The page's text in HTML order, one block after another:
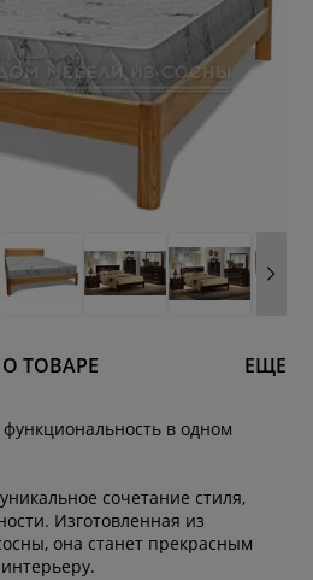
ТОВАРЕ ЕЩЕ
в одном
сочетание стиля,
Изготовленная из
она станет прекрасным